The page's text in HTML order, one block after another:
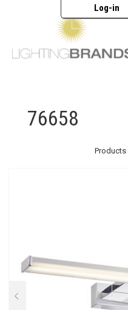
Log-in
OŚWIETLENIE
76658
Products